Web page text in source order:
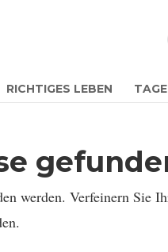
RICHTIGES LEBEN
werden. Verfeinern Sie